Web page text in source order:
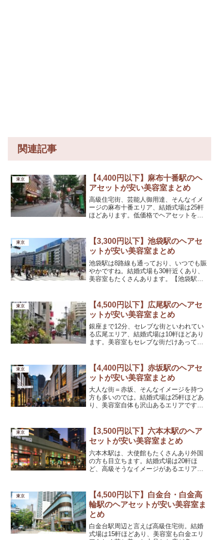
関連記事
東京
【4,400円以下】麻布十番駅のヘ
アセットが安い美容室まとめ
高級住宅街、芸能人御用達、そんなイメ
ージの麻布十番エリア、結婚式場は25軒
ほどあります。低価格でヘアセットを提
トセット ドライバー 麻布十番店
(JETSET DRYBA...
東京
【3,300円以下】池袋駅のヘアセ
ットが安い美容室まとめ
池袋駅は8路線も通っており、いつでも賑
やかですね。結婚式場も30軒近くあり、
美容室もたくさんあります。【池袋駅】
ト料金1,500円アクセス池袋駅...
東京
【4,500円以下】広尾駅のヘアセ
ットが安い美容室まとめ
銀座まで12分、セレブな街といわれてい
る広尾エリア、結婚式場は10軒ほどあり
ます。美容室もセレブな街だけあって高
ン 西麻布本店(Hair&Esthe HIROIN)ヘ...
東京
【4,400円以下】赤坂駅のヘアセ
ットが安い美容室まとめ
大人な街＝赤坂、そんなイメージを持つ
方も多いのでは。結婚式場は25軒ほどあ
り、美容室自体も沢山あるエリアです。
アセット料金3,000円アクセス赤坂駅か
ら...
東京
【3,500円以下】六本木駅のヘア
セットが安い美容室まとめ
六本木駅は、大使館もたくさんあり外国
の方も目立ちます。結婚式場は20軒ほ
ど、高級そうなイメージがあるエリアで
が安い美容室ヘアセットサロン クローバ
ー(Clover)ヘア...
東京
【4,500円以下】白金台・白金高
輪駅のヘアセットが安い美容室ま
とめ
白金台駅周辺と言えば高級住宅街。結婚
式場は15軒ほどあり、美容室も白金エリ